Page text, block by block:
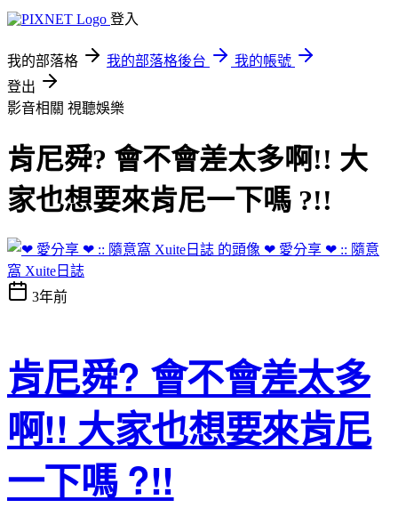
登入
我的部落格 我的部落格後台
我的帳號
登出
影音相關 視聽娛樂
肯尼舜? 會不會差太多啊!! 大
家也想要來肯尼一下嗎 ?!!
❤ 愛分享 ❤ :: 隨意
窩 Xuite日誌
3年前
肯尼舜? 會不會差太多
啊!! 大家也想要來肯尼
一下嗎 ?!!